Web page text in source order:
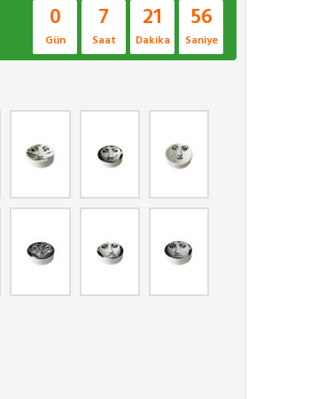
0
Gün
7
Saat
21
Dakika
56
Saniye